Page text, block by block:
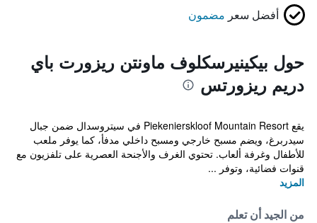
أفضل سعر مضمون
حول بيكينيرسكلوف ماونتن ريزورت باي
دريم ريزورتس
يقع Piekenierskloof Mountain Resort في سيتروسدال ضمن جبال
سيدربرغ، ويضم مسبح خارجي ومسبح داخلي مدفأ، كما يوفر ملعب
للأطفال وغرفة ألعاب. تحتوي الغرف والأجنحة العصرية على تلفزيون مع
قنوات فضائية، وتوفر ...
المزيد
من الجيد أن تعلم